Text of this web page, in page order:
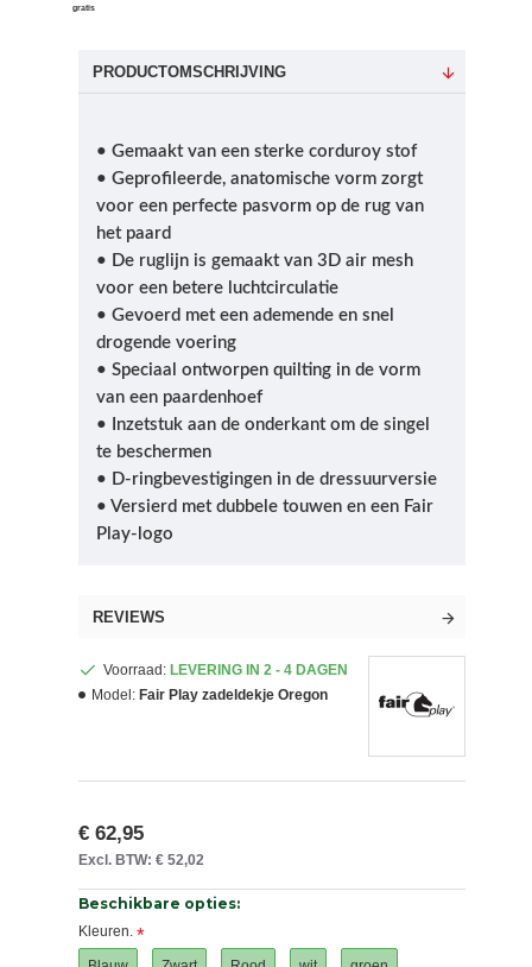
gratis
PRODUCTOMSCHRIJVING
• Gemaakt van een sterke corduroy stof
• Geprofileerde, anatomische vorm zorgt
voor een perfecte pasvorm op de rug van
het paard
• De ruglijn is gemaakt van 3D air mesh
voor een betere luchtcirculatie
• Gevoerd met een ademende en snel
drogende voering
• Speciaal ontworpen quilting in de vorm
van een paardenhoef
• Inzetstuk aan de onderkant om de singel
te beschermen
• D-ringbevestigingen in de dressuurversie
• Versierd met dubbele touwen en een Fair
Play-logo
REVIEWS
Voorraad: LEVERING IN 2 - 4 DAGEN
Model: Fair Play zadeldekje Oregon
€ 62,95
Excl. BTW: € 52,02
Beschikbare opties:
Kleuren.